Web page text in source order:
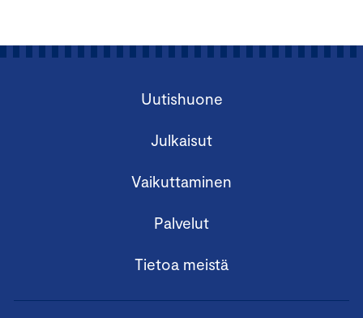
Uutishuone
Julkaisut
Vaikuttaminen
Palvelut
Tietoa meistä